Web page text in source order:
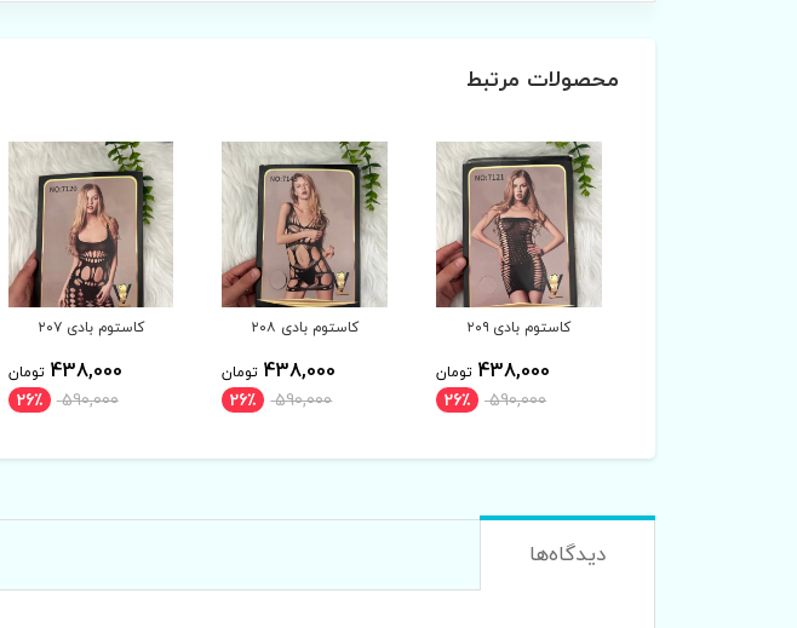
محصولات مرتبط
کاستوم بادی ۲۰۸
438,000 تومان
590,000 26٪
کاستوم بادی ۲۰۷
438,000 تومان
590,000 26٪
کاستوم بادی ۲۰۳
438,000 تومان
590,000 26٪
دیدگاه‌ها